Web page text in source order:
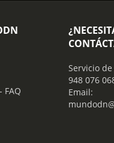
FAQ
Servicio
948 076
Email: